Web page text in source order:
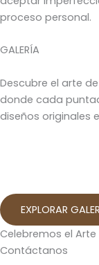
proceso personal.
GALERÍA
Descubre el arte
donde cada
diseños originales
EXPLORAR
Celebremos el Arte
Contáctanos